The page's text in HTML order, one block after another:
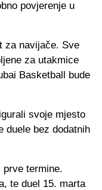
povjerenje u
za navijače. Sve
za utakmice
Basketball bude
svoje mjesto
duele bez dodatnih
prve termine.
te duel 15. marta